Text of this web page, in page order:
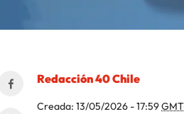
Redacción 40 Chile
Creada: 13/05/2026 - 17:59